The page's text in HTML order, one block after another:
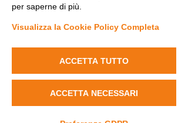
Aún no hay ninguna
entrada publicada en
este idioma
Una vez que se publiquen entradas,
las verás aquí.
per saperne di più.
Visualizza la Cookie Policy Completa
ACCETTA TUTTO
ACCETTA NECESSARI